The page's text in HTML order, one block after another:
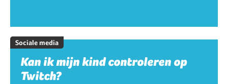
Sociale media
Kan ik mijn kind controleren op
Twitch?